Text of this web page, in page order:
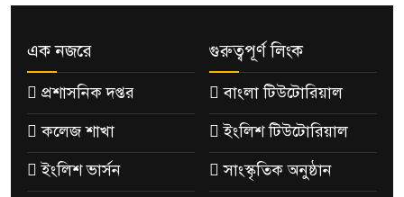
এক নজরে
প্রশাসনিক দপ্তর
কলেজ শাখা
ইংলিশ ভার্সন
গুরুত্বপূর্ণ লিংক
বাংলা টিউটোরিয়াল
ইংলিশ টিউটোরিয়াল
সাংস্কৃতিক অনুষ্ঠান